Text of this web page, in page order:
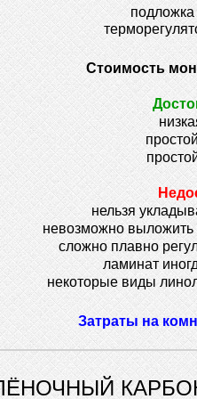
подложка
Стоимость
нельзя
невозможно выложить
сложно плавно
ламинат
некоторые виды
Затраты на